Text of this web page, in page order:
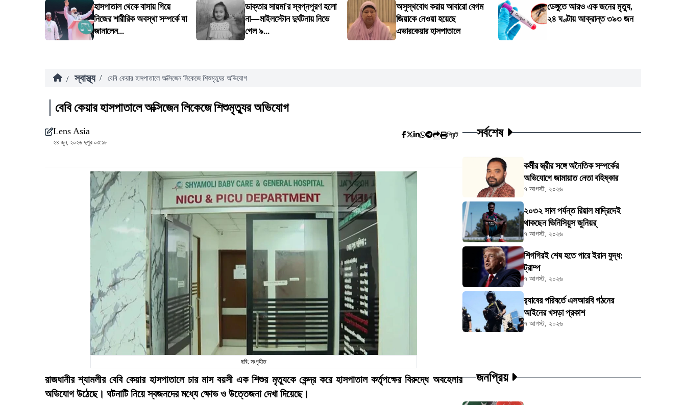
হাসপাতাল থেকে বাসায় গিয়ে
নিজের শারীরিক অবস্থা সম্পর্কে যা
জানালেন...
ডাক্তার সায়মা’র স্বপ্নপূরণ হলো
না—মাইলস্টোন দুর্ঘটনায় নিভে
গেল ৯...
অসুস্থবোধ করায় আবারো বেগম
জিয়াকে নেওয়া হয়েছে
এভারকেয়ার হাসপাতালে
ডেঙ্গুতে আরও এক জনের মৃত্যু,
২৪ ঘণ্টায় আক্রান্ত ৩৯৩ জন
/ স্বাস্থ্য / বেবি কেয়ার হাসপাতালে অক্সিজেন লিকেজে শিশুমৃত্যুর অভিযোগ
বেবি কেয়ার হাসপাতালে অক্সিজেন লিকেজে শিশুমৃত্যুর অভিযোগ
Lens Asia
২৪ জুন, ২০২৬ দুপুর ০৩:১৮
প্রিন্ট
ছবি: সংগৃহীত
রাজধানীর শ্যামলীর বেবি কেয়ার হাসপাতালে চার মাস বয়সী এক শিশুর মৃত্যুকে কেন্দ্র করে হাসপাতাল কর্তৃপক্ষের বিরুদ্ধে অবহেলার
অভিযোগ উঠেছে। ঘটনাটি নিয়ে স্বজনদের মধ্যে ক্ষোভ ও উত্তেজনা দেখা দিয়েছে।
সর্বশেষ
কর্মীর স্ত্রীর সঙ্গে অনৈতিক সম্পর্কের
অভিযোগে জামায়াত নেতা বহিষ্কার
৭ আগস্ট, ২০২৬
২০৩২ সাল পর্যন্ত রিয়াল মাদ্রিদেই
থাকছেন ভিনিসিয়ুস জুনিয়র্
৭ আগস্ট, ২০২৬
শিগগিরই শেষ হতে পারে ইরান যুদ্ধ:
ট্রাম্প
৭ আগস্ট, ২০২৬
র‍্যাবের পরিবর্তে এসআরবি গঠনের
আইনের খসড়া প্রকাশ
৭ আগস্ট, ২০২৬
জনপ্রিয়